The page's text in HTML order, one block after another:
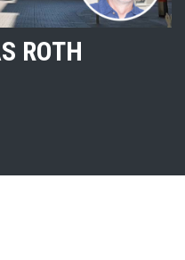
ROTH